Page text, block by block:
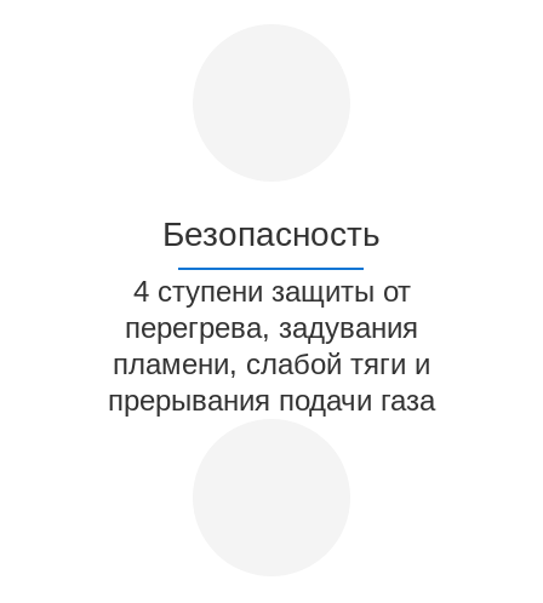
Безопасность
4 ступени защиты от
перегрева, задувания
пламени, слабой тяги и
прерывания подачи газа